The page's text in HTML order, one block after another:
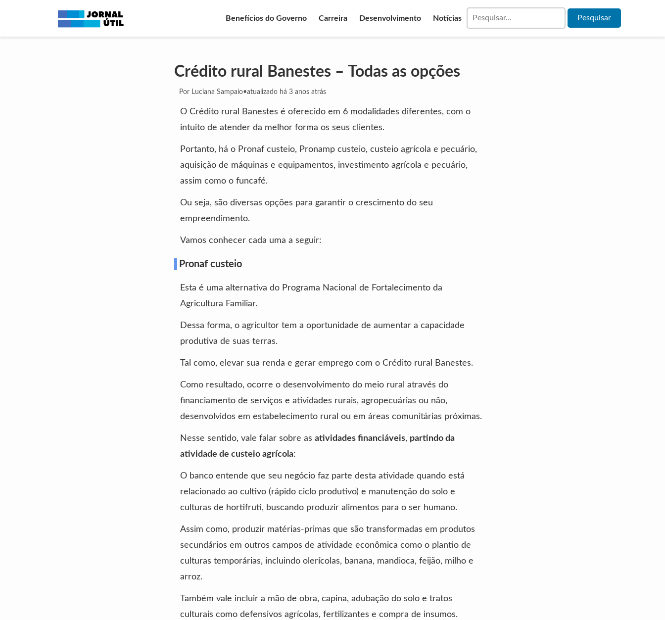
Benefícios do Governo Carreira Desenvolvimento Notícias
Crédito rural Banestes – Todas as opções
Por Luciana Sampaio•atualizado há 3 anos atrás
O Crédito rural Banestes é oferecido em 6 modalidades diferentes, com o
intuito de atender da melhor forma os seus clientes.
Portanto, há o Pronaf custeio, Pronamp custeio, custeio agrícola e pecuário,
aquisição de máquinas e equipamentos, investimento agrícola e pecuário,
assim como o funcafé.
Ou seja, são diversas opções para garantir o crescimento do seu
empreendimento.
Vamos conhecer cada uma a seguir:
Pronaf custeio
Esta é uma alternativa do Programa Nacional de Fortalecimento da
Agricultura Familiar.
Dessa forma, o agricultor tem a oportunidade de aumentar a capacidade
produtiva de suas terras.
Tal como, elevar sua renda e gerar emprego com o Crédito rural Banestes.
Como resultado, ocorre o desenvolvimento do meio rural através do
financiamento de serviços e atividades rurais, agropecuárias ou não,
desenvolvidos em estabelecimento rural ou em áreas comunitárias próximas.
Nesse sentido, vale falar sobre as atividades financiáveis, partindo da
atividade de custeio agrícola:
O banco entende que seu negócio faz parte desta atividade quando está
relacionado ao cultivo (rápido ciclo produtivo) e manutenção do solo e
culturas de hortifruti, buscando produzir alimentos para o ser humano.
Assim como, produzir matérias-primas que são transformadas em produtos
secundários em outros campos de atividade econômica como o plantio de
culturas temporárias, incluindo olerícolas, banana, mandioca, feijão, milho e
arroz.
Também vale incluir a mão de obra, capina, adubação do solo e tratos
culturais como defensivos agrícolas, fertilizantes e compra de insumos.